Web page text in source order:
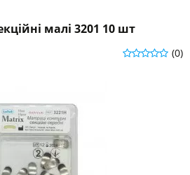
малі 3201 10 шт
(0)